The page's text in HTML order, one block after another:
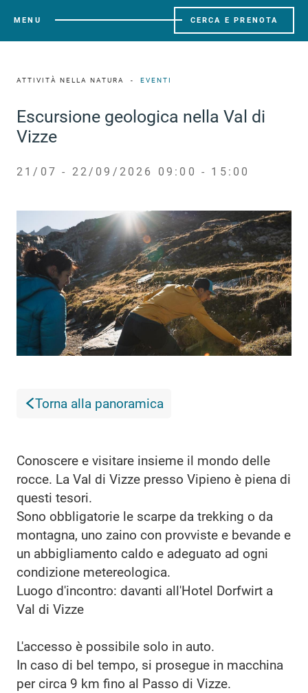
MENU CERCA E PRENOTA
ATTIVITÀ NELLA NATURA EVENTI
Escursione geologica nella Val di
Vizze
21/07 - 22/09/2026 09:00 - 15:00
Torna alla panoramica
Conoscere e visitare insieme il mondo delle
rocce. La Val di Vizze presso Vipieno è piena di
questi tesori.
Sono obbligatorie le scarpe da trekking o da
montagna, uno zaino con provviste e bevande e
un abbigliamento caldo e adeguato ad ogni
condizione metereologica.
Luogo d'incontro: davanti all'Hotel Dorfwirt a
Val di Vizze
L'accesso è possibile solo in auto.
In caso di bel tempo, si prosegue in macchina
per circa 9 km fino al Passo di Vizze.